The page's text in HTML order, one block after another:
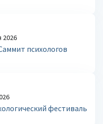
2026
психологов
фестиваль